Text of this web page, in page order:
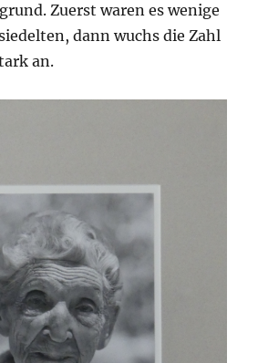
Zuerst waren es wenige
dann wuchs die Zahl
an.